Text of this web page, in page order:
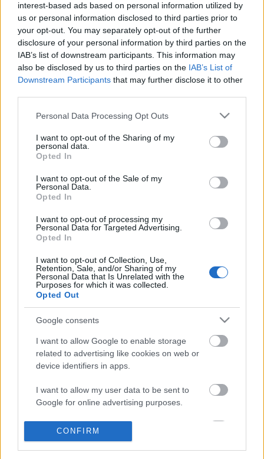
interest-based ads based on personal information utilized by
us or personal information disclosed to third parties prior to
your opt-out. You may separately opt-out of the further
disclosure of your personal information by third parties on the
IAB’s list of downstream participants. This information may
also be disclosed by us to third parties on the IAB’s List of
Downstream Participants that may further disclose it to other
Please note that this website/app uses one or more Google
not limited to your visit or usage behaviour. You may click to
grant or deny consent to Google and its third-party tags to
use your data for below specified purposes in below Google
consent section.
Personal Data Processing Opt Outs
I want to opt-out of the Sharing of my
personal data.
Opted In
I want to opt-out of the Sale of my
Personal Data.
Opted In
I want to opt-out of processing my
Personal Data for Targeted Advertising.
Opted In
I want to opt-out of Collection, Use,
Retention, Sale, and/or Sharing of my
Personal Data that Is Unrelated with the
Purposes for which it was collected.
Opted Out
Google consents
I want to allow Google to enable storage
related to advertising like cookies on web or
device identifiers in apps.
I want to allow my user data to be sent to
Google for online advertising purposes.
I want to allow Google to send me
personalized advertising.
CONFIRM
Improvizációs táncelőadás, avagy utazás a
koponyán belül.
EGY ATOMJAIRA HULLOTT KARMA REPETITÍV
SZILÁNKJAI.
Figyelem! Csak alámerülés van, cigiszünet nincs!
"Mindannyian ugyanannak az énekesnek a
különböző dalai, ugyanannak a
táncosnak a különböző mozdulatai vagyunk." (Osho)
Időpont:2006. július 14-15., este 8 óra
Helyszín:T Ű Z R A K T É R
forrás: L1 Táncműhely
Ajánlott bejegyzések:
Rögtön dupla premierrel kezdi az új
Nagy sikerrel zárult a Veszprémi Petőfi
Színház érzékenyítő fesztiválja